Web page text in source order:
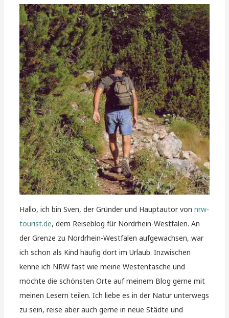
Hallo, ich bin Sven, der Gründer und Hauptautor vonnrw-
tourist.de, dem Reiseblog für Nordrhein-Westfalen. An
der Grenze zu Nordrhein-Westfalen aufgewachsen, war
ich schon als Kind häufig dort im Urlaub. Inzwischen
kenne ich NRW fast wie meine Westentasche und
möchte die schönsten Orte auf meinem Blog gerne mit
meinen Lesern teilen. Ich liebe es in der Natur unterwegs
zu sein, reise aber auch gerne in neue Städte und